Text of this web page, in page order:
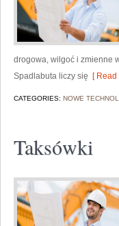
drogowa, wilgoć i zmienne
Spadlabuta liczy się [ Read
CATEGORIES: NOWE
Taksówki